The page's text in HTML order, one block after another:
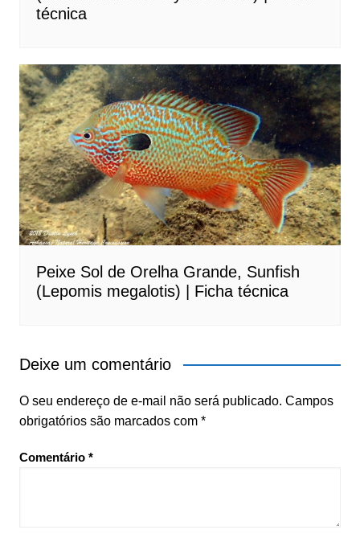
técnica
Peixe Sol de Orelha Grande, Sunfish
(Lepomis megalotis) | Ficha técnica
Deixe um comentário
O seu endereço de e-mail não será publicado. Campos
obrigatórios são marcados com *
Comentário *